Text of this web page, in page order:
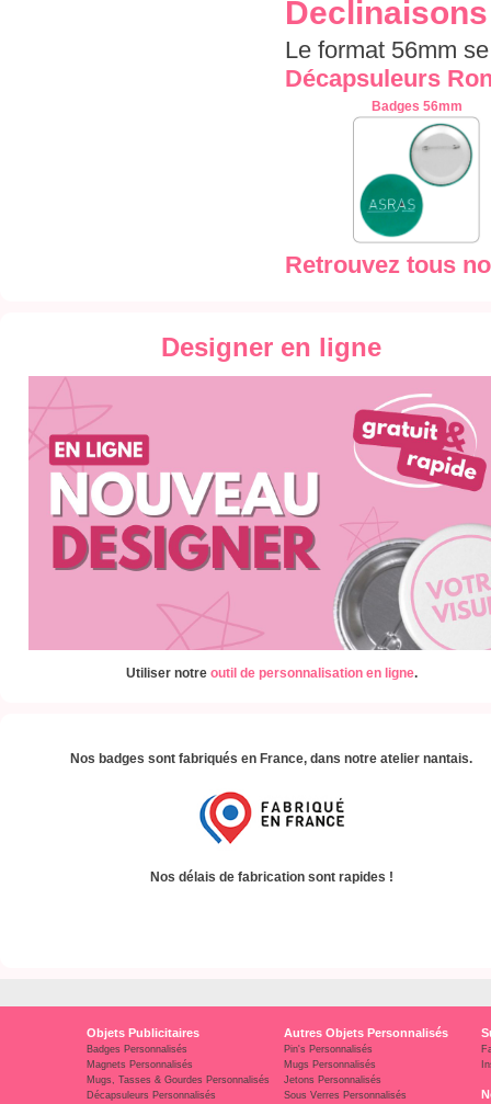
Declinaisons
Le format 56mm
Décapsuleurs
Badges 56mm
Retrouvez tous
Designer en ligne
Utiliser notre outil de personnalisation en ligne.
Nos badges sont fabriqués en France, dans notre atelier nantais.
Nos délais de fabrication sont rapides !
Objets Publicitaires
Badges Personnalisés
Magnets Personnalisés
Mugs, Tasses & Gourdes Personnalisés
Décapsuleurs Personnalisés
Autres Objets Personnalisés
Pin's Personnalisés
Mugs Personnalisés
Jetons Personnalisés
Sous Verres Personnalisés